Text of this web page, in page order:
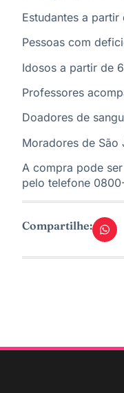
Estudantes a
Pessoas com
Idosos a partir de
Professores
Doadores de
Moradores de São
A compra pode
pelo telefone
Compartilhe: